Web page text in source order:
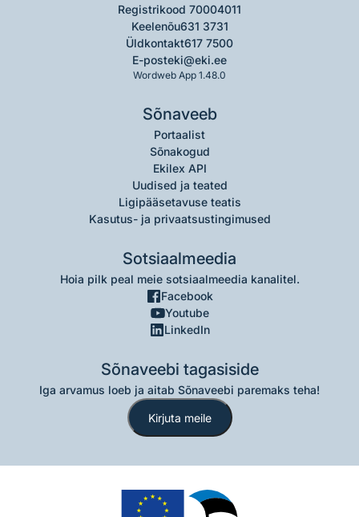
Registrikood 70004011
Keelenõu631 3731
Üldkontakt617 7500
E-posteki@eki.ee
Wordweb App 1.48.0
Sõnaveeb
Portaalist
Sõnakogud
Ekilex API
Uudised ja teated
Ligipääsetavuse teatis
Kasutus- ja privaatsustingimused
Sotsiaalmeedia
Hoia pilk peal meie sotsiaalmeedia kanalitel.
Facebook
Youtube
LinkedIn
Sõnaveebi tagasiside
Iga arvamus loeb ja aitab Sõnaveebi paremaks teha!
Kirjuta meile